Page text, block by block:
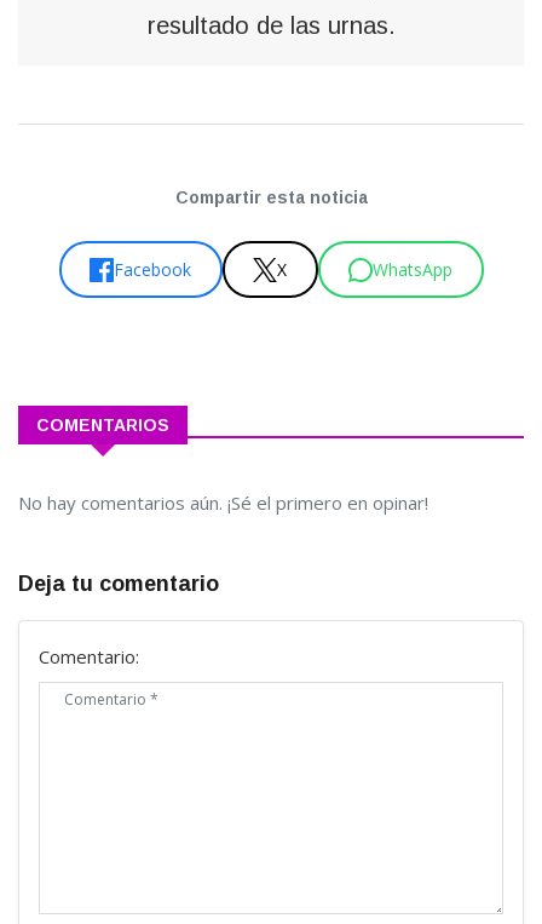
resultado de las urnas.
Compartir esta noticia
Facebook X WhatsApp
COMENTARIOS
No hay comentarios aún. ¡Sé el primero en opinar!
Deja tu comentario
Comentario: